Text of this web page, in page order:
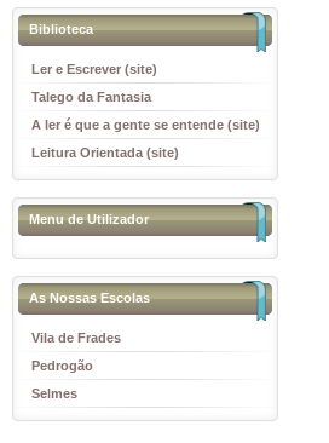
Biblioteca
Ler e Escrever (site)
Talego da Fantasia
A ler é que a gente se entende (site)
Leitura Orientada (site)
Menu de Utilizador
As Nossas Escolas
Vila de Frades
Pedrogão
Selmes